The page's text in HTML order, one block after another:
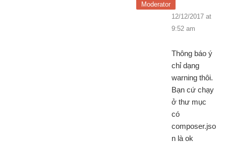
Moderator
12/12/2017 at
9:52 am
Thông báo ý
chỉ dạng
warning thôi.
Bạn cứ chạy
ở thư mục
có
composer.jso
n là ok